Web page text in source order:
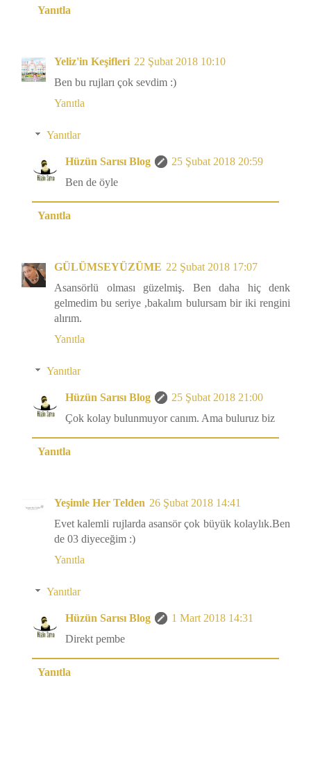
Yanıtla
Yeliz'in Keşifleri 22 Şubat 2018 10:10
Ben bu rujları çok sevdim :)
Yanıtla
Yanıtlar
Hüzün Sarısı Blog
25 Şubat 2018 20:59
Ben de öyle
Yanıtla
GÜLÜMSEYÜZÜME 22 Şubat 2018 17:07
Asansörlü olması güzelmiş. Ben daha hiç denk
gelmedim bu seriye ,bakalım bulursam bir iki rengini
alırım.
Yanıtla
Yanıtlar
Hüzün Sarısı Blog
25 Şubat 2018 21:00
Çok kolay bulunmuyor canım. Ama buluruz biz
Yanıtla
Yeşimle Her Telden 26 Şubat 2018 14:41
Evet kalemli rujlarda asansör çok büyük kolaylık.Ben
de 03 diyeceğim :)
Yanıtla
Yanıtlar
Hüzün Sarısı Blog
1 Mart 2018 14:31
Direkt pembe
Yanıtla